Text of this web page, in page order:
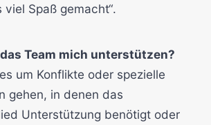
viel Spaß gemacht“.
Team mich unterstützen?
um Konflikte oder spezielle
gehen, in denen das
Unterstützung benötigt oder